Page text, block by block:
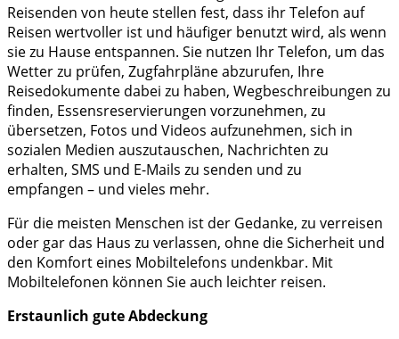
Reisenden von heute stellen fest, dass ihr Telefon auf
Reisen wertvoller ist und häufiger benutzt wird, als wenn
sie zu Hause entspannen. Sie nutzen Ihr Telefon, um das
Wetter zu prüfen, Zugfahrpläne abzurufen, Ihre
Reisedokumente dabei zu haben, Wegbeschreibungen zu
finden, Essensreservierungen vorzunehmen, zu
übersetzen, Fotos und Videos aufzunehmen, sich in
sozialen Medien auszutauschen, Nachrichten zu
erhalten, SMS und E-Mails zu senden und zu
empfangen – und vieles mehr.
Für die meisten Menschen ist der Gedanke, zu verreisen
oder gar das Haus zu verlassen, ohne die Sicherheit und
den Komfort eines Mobiltelefons undenkbar. Mit
Mobiltelefonen können Sie auch leichter reisen.
Erstaunlich gute Abdeckung